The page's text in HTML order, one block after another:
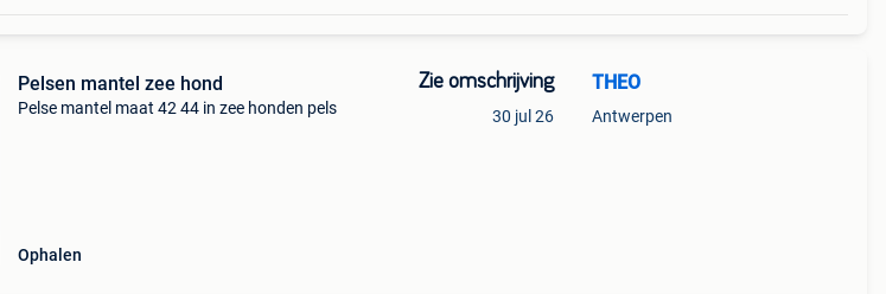
Pelsen mantel zee hond
Pelse mantel maat 42 44 in zee honden pels
Ophalen
Zie omschrijving
30 jul 26
THEO
Antwerpen